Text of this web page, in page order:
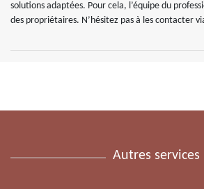
solutions adaptées. Pour cela, l’équipe du
des propriétaires. N’hésitez pas à les contacter
Autres services